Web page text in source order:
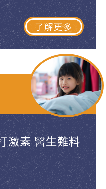
了解更多
激素 醫生難料